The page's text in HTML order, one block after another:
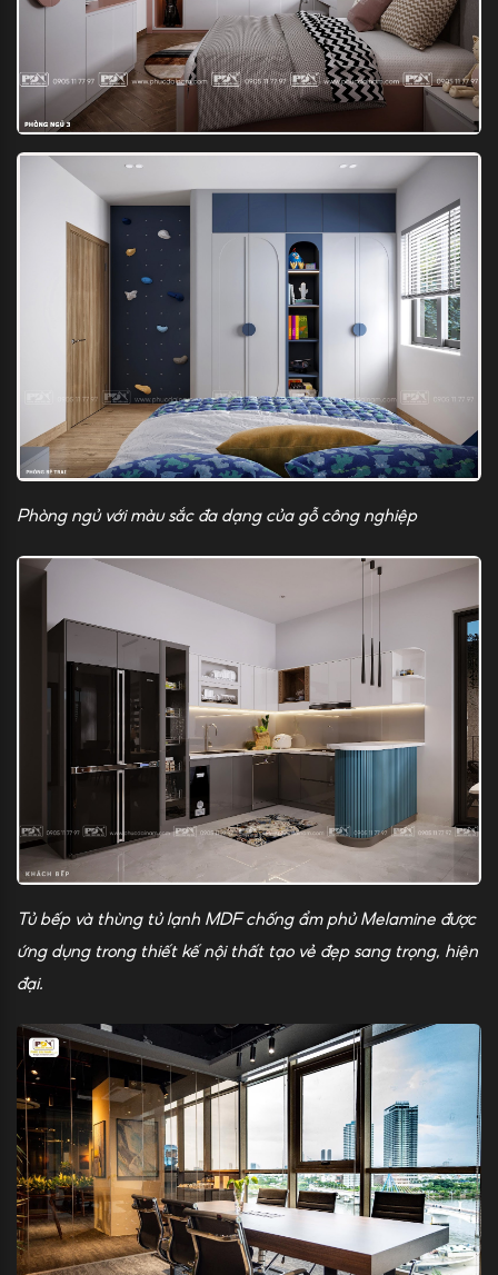
Phòng ngủ với màu sắc đa dạng của gỗ công nghiệp
Tủ bếp và thùng tủ lạnh MDF chống ẩm phủ Melamine được
ứng dụng trong thiết kế nội thất tạo vẻ đẹp sang trọng, hiện
đại.